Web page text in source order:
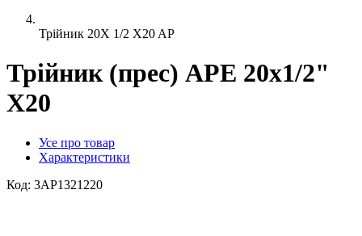
Трійник 20X 1/2 X20 AP
Трійник (прес) APE 20х1/2"
X20
Усе про товар
Характеристики
Код: 3AP1321220